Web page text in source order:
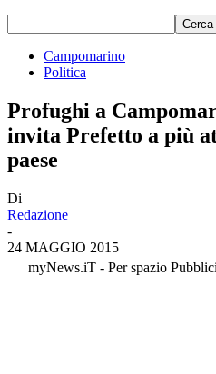
Campomarino
Politica
Profughi a
invita Prefetto a più
paese
Di
Redazione
-
24 MAGGIO 2015
myNews.iT - Per spazio